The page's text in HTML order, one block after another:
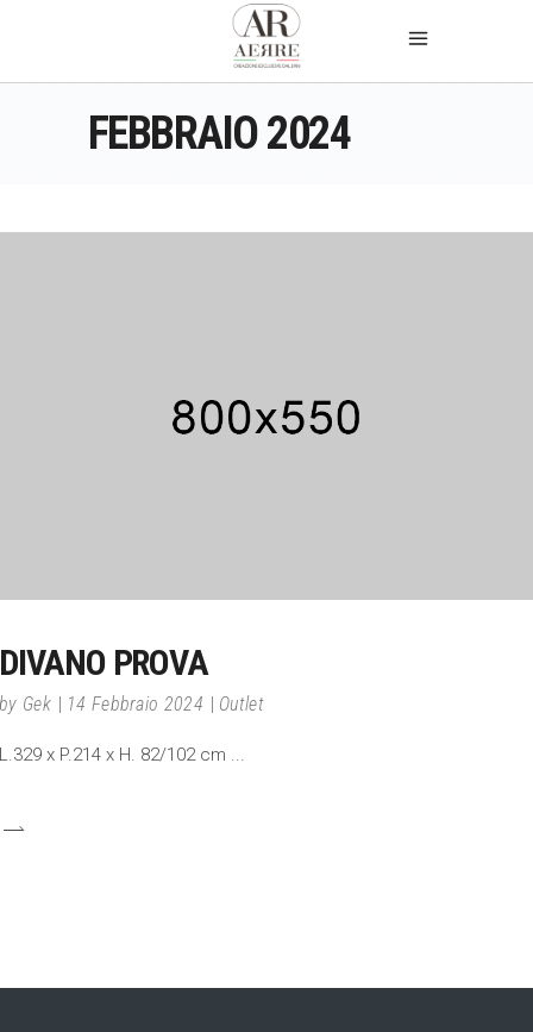
FEBBRAIO 2024
DIVANO PROVA
by Gek 14 Febbraio 2024 Outlet
L.329 x P.214 x H. 82/102 cm